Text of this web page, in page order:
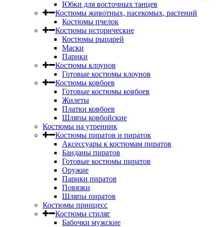
Юбки для восточных танцев
Костюмы животных, насекомых, растений
Костюмы пчелок
Костюмы исторические
Костюмы рыцарей
Маски
Парики
Костюмы клоунов
Готовые костюмы клоунов
Костюмы ковбоев
Готовые костюмы ковбоев
Жилеты
Платки ковбоев
Шляпы ковбойские
Костюмы на утренник
Костюмы пиратов и пираток
Аксессуары к костюмам пиратов
Банданы пиратов
Готовые костюмы пиратов
Оружие
Парики пиратов
Повязки
Шляпы пиратов
Костюмы принцесс
Костюмы стиляг
Бабочки мужские